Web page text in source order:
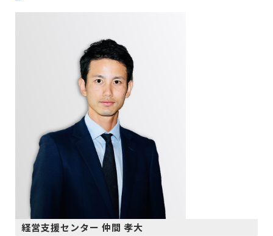
経営支援センター 仲間 孝大